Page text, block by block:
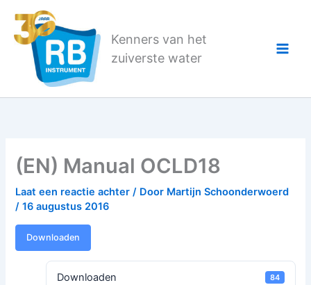
naar
Kenners van het
zuiverste water
(EN) Manual OCLD18
Laat een reactie achter / Door Martijn Schoonderwoerd
/16 augustus 2016
Downloaden
Downloaden 84